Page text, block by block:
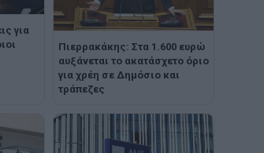
για
Πιερρακάκης: Στα 1.600 ευρώ
αυξάνεται το ακατάσχετο όριο
για χρέη σε Δημόσιο και
τράπεζες